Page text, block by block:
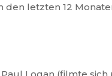
den letzten 12
Logan (filmte sich